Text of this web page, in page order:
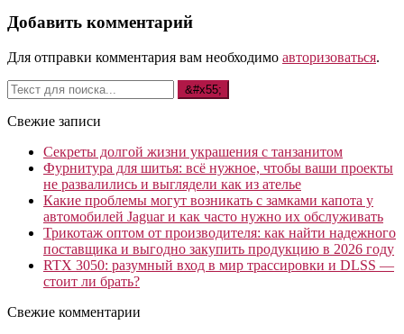
Добавить комментарий
Для отправки комментария вам необходимо авторизоваться.
Свежие записи
Секреты долгой жизни украшения с танзанитом
Фурнитура для шитья: всё нужное, чтобы ваши проекты
не развалились и выглядели как из ателье
Какие проблемы могут возникать с замками капота у
автомобилей Jaguar и как часто нужно их обслуживать
Трикотаж оптом от производителя: как найти надежного
поставщика и выгодно закупить продукцию в 2026 году
RTX 3050: разумный вход в мир трассировки и DLSS —
стоит ли брать?
Свежие комментарии